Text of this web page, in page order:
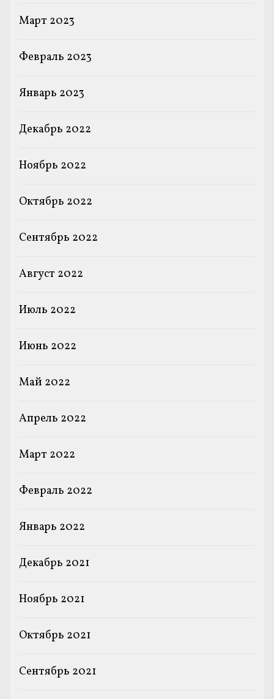
Март 2023
Февраль 2023
Январь 2023
Декабрь 2022
Ноябрь 2022
Октябрь 2022
Сентябрь 2022
Август 2022
Июль 2022
Июнь 2022
Май 2022
Апрель 2022
Март 2022
Февраль 2022
Январь 2022
Декабрь 2021
Ноябрь 2021
Октябрь 2021
Сентябрь 2021